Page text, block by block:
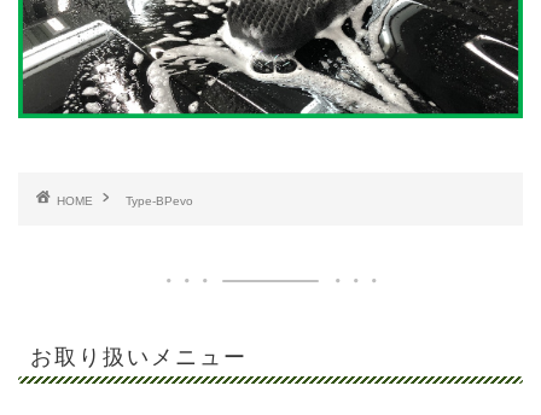
HOME Type-BPevo
お取り扱いメニュー